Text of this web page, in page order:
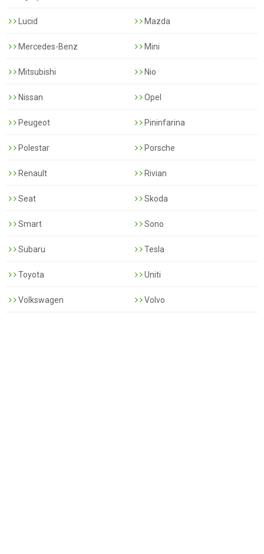
Lucid Mazda
Mercedes-Benz Mini
Mitsubishi Nio
Nissan Opel
Peugeot Pininfarina
Polestar Porsche
Renault Rivian
Seat Skoda
Smart Sono
Subaru Tesla
Toyota Uniti
Volkswagen Volvo